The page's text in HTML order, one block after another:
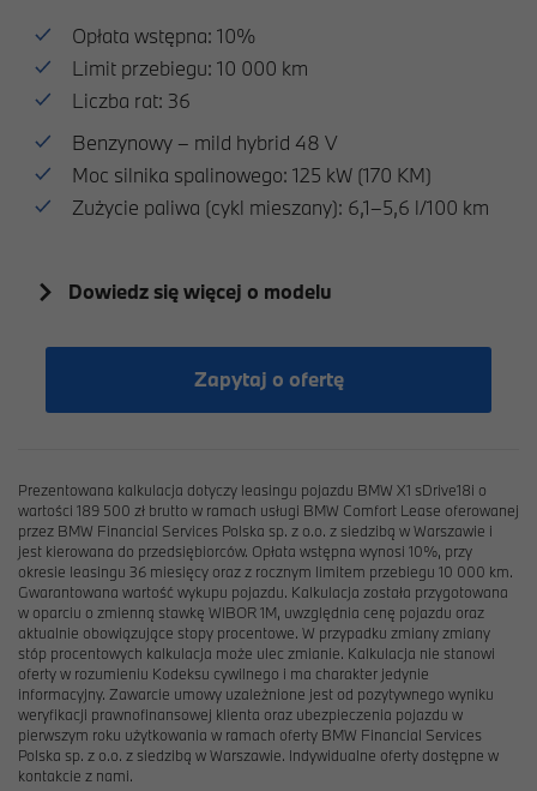
Opłata wstępna: 10%
Limit przebiegu: 10 000 km
Liczba rat: 36
Benzynowy – mild hybrid 48 V
Moc silnika spalinowego: 125 kW (170 KM)
Zużycie paliwa (cykl mieszany): 6,1–5,6 l/100 km
Dowiedz się więcej o modelu
Zapytaj o ofertę
Prezentowana kalkulacja dotyczy leasingu pojazdu BMW X1 sDrive18i o
wartości 189 500 zł brutto w ramach usługi BMW Comfort Lease oferowanej
przez BMW Financial Services Polska sp. z o.o. z siedzibą w Warszawie i
jest kierowana do przedsiębiorców. Opłata wstępna wynosi 10%, przy
okresie leasingu 36 miesięcy oraz z rocznym limitem przebiegu 10 000 km.
Gwarantowana wartość wykupu pojazdu. Kalkulacja została przygotowana
w oparciu o zmienną stawkę WIBOR 1M, uwzględnia cenę pojazdu oraz
aktualnie obowiązujące stopy procentowe. W przypadku zmiany zmiany
stóp procentowych kalkulacja może ulec zmianie. Kalkulacja nie stanowi
oferty w rozumieniu Kodeksu cywilnego i ma charakter jedynie
informacyjny. Zawarcie umowy uzależnione jest od pozytywnego wyniku
weryfikacji prawnofinansowej klienta oraz ubezpieczenia pojazdu w
pierwszym roku użytkowania w ramach oferty BMW Financial Services
Polska sp. z o.o. z siedzibą w Warszawie. Indywidualne oferty dostępne w
kontakcie z nami.